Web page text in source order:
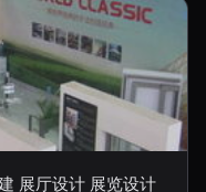
展厅设计 展览设计